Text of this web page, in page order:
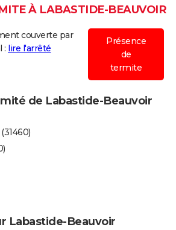
À LABASTIDE-BEAUVOIR
couverte par
: lire l'arrêté
Présence
de
termite
de Labastide-Beauvoir
Labastide-Beauvoir